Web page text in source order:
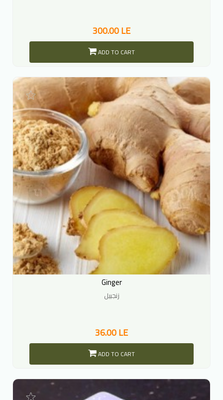
300.00 LE
ADD TO CART
Ginger
زنجبيل
36.00 LE
ADD TO CART